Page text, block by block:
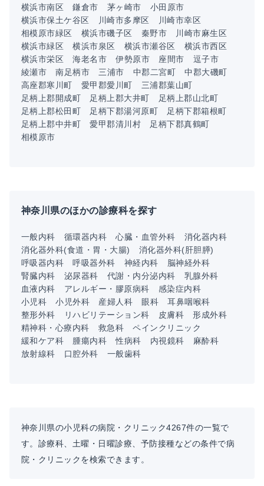
横浜市南区
鎌倉市 茅ヶ崎市
小田原市
横浜市保土ケ谷区
川崎市多摩区
川崎市幸区
相模原市緑区
横浜市磯子区 秦野市
川崎市麻生区
横浜市緑区
横浜市泉区 横浜市瀬谷区
横浜市西区
横浜市栄区
海老名市 伊勢原市 座間市
逗子市
綾瀬市
南足柄市 三浦市 中郡二宮町
中郡大磯町
高座郡寒川町
愛甲郡愛川町
三浦郡葉山町
足柄上郡開成町
足柄上郡大井町
足柄上郡山北町
足柄上郡松田町
足柄下郡湯河原町
足柄下郡箱根町
足柄上郡中井町
愛甲郡清川村
足柄下郡真鶴町
相模原市
神奈川県のほかの診療科を探す
一般内科 循環器内科 心臓・血管外科
消化器内科
消化器外科(食道・胃・大腸)
消化器外科(肝胆膵)
呼吸器内科
呼吸器外科 神経内科
脳神経外科
腎臓内科
泌尿器科 代謝・内分泌内科
乳腺外科
血液内科
アレルギー・膠原病科
感染症内科
小児科
小児外科 産婦人科 眼科
耳鼻咽喉科
整形外科
リハビリテーション科 皮膚科
形成外科
精神科・心療内科
救急科
ペインクリニック
緩和ケア科
腫瘍内科 性病科 内視鏡科
麻酔科
放射線科
口腔外科 一般歯科
神奈川県の小児科の病院・クリニック4267件の一覧で
す。診療科、土曜・日曜診療、予防接種などの条件で病
院・クリニックを検索できます。